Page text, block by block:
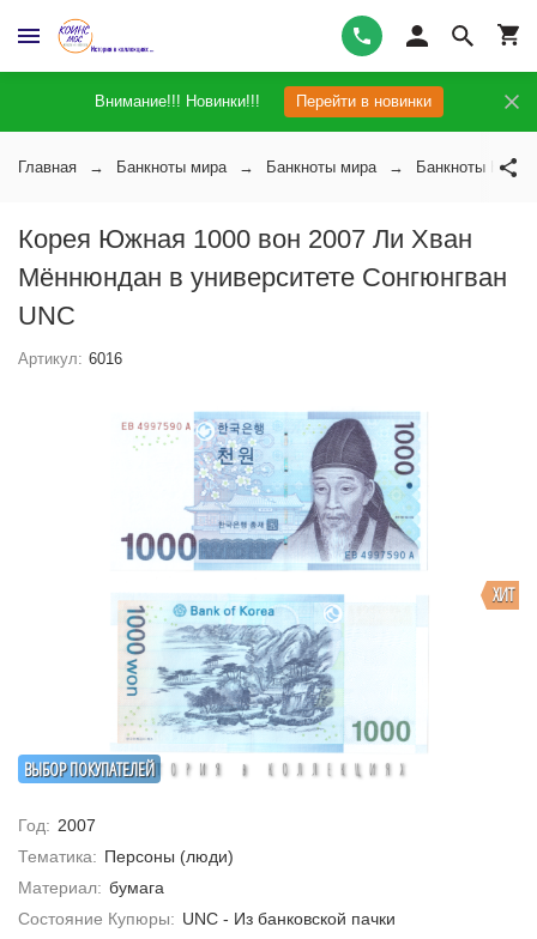
Внимание!!! Новинки!!! Перейти в новинки
Главная Банкноты мира Банкноты мира Банкноты
Корея Южная 1000 вон 2007 Ли Хван
Мённюндан в университете Сонгюнгван
UNC
Артикул: 6016
ВЫБОР ПОКУПАТЕЛЕЙ
ХИТ
Год: 2007
Тематика: Персоны (люди)
Материал: бумага
Состояние Купюры: UNC - Из банковской пачки